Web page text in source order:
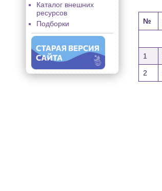
Каталог внешних
ресурсов
Подборки
№
1
2